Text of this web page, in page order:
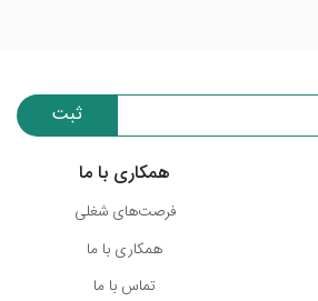
ثبت
همکاری با ما
فرصت‌های شغلی
همکاری با ما
تماس با ما